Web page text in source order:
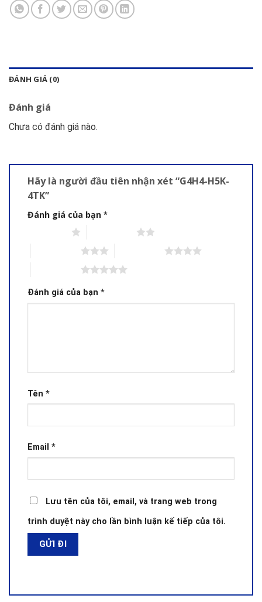
ĐÁNH GIÁ (0)
Đánh giá
Chưa có đánh giá nào.
Hãy là người đầu tiên nhận xét “G4H4-H5K-
4TK”
Đánh giá của bạn *
Đánh giá của bạn *
Tên *
Email *
Lưu tên của tôi, email, và trang web trong
trình duyệt này cho lần bình luận kế tiếp của tôi.